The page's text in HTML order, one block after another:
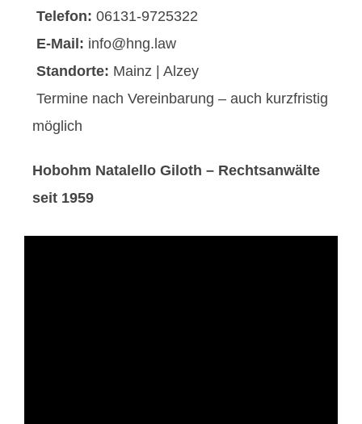
Telefon: 06131-9725322
E-Mail: info@hng.law
Standorte: Mainz | Alzey
Termine nach Vereinbarung – auch kurzfristig
möglich
Hobohm Natalello Giloth – Rechtsanwälte
seit 1959